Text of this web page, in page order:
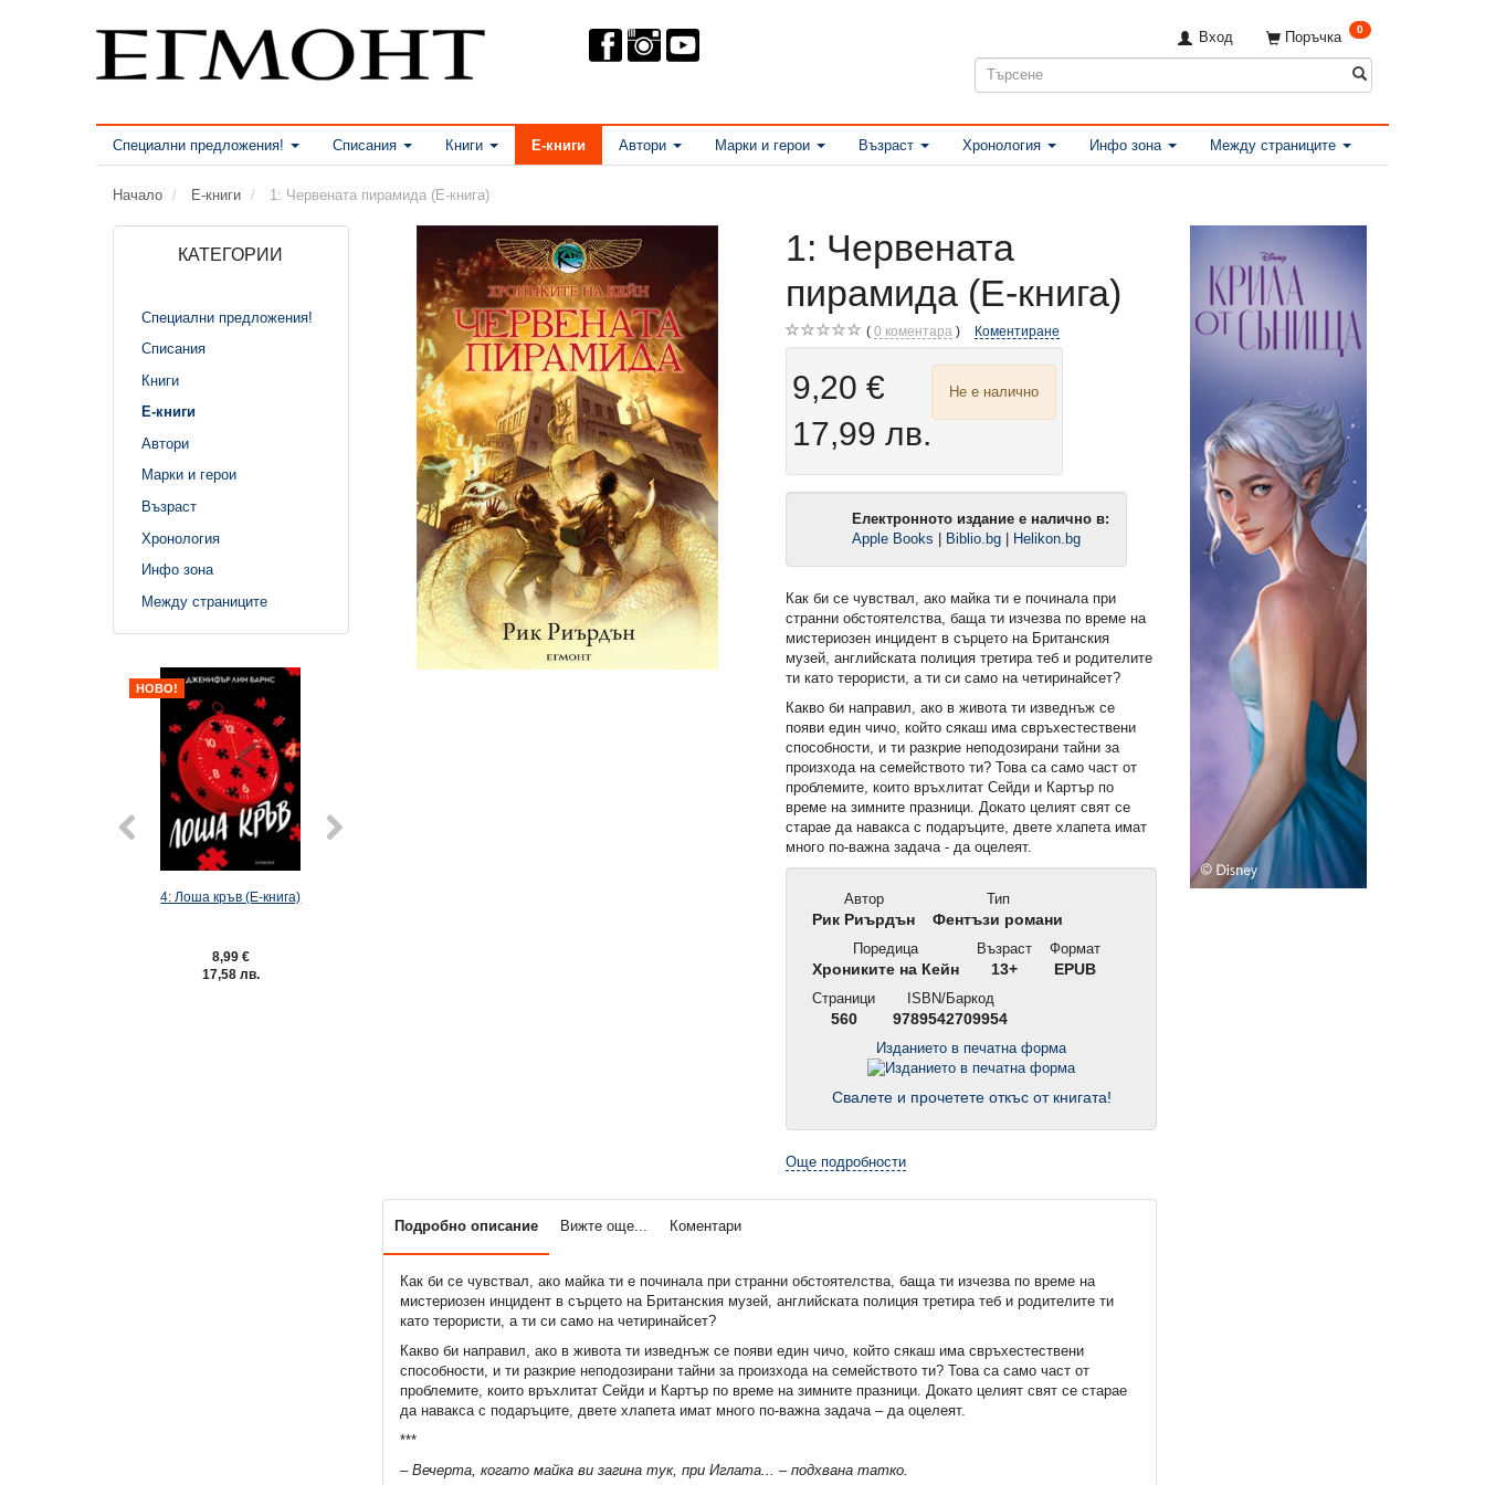
Поръчка 0
Вход
Специални предложения! Списания Книги Е-книги Автори Марки и герои Възраст Хронология Инфо зона Между страниците
Начало Е-книги 1: Червената пирамида (Е-книга)
КАТЕГОРИИ
Специални предложения!
Списания
Книги
Е-книги
Автори
Марки и герои
Възраст
Хронология
Инфо зона
Между страниците
НОВО!
4: Лоша кръв (Е-книга)
8,99 €
17,58 лв.
Ръкопис 2244 (Е-книга)
12,49 €
24,43 лв.
1: Червената
пирамида (Е-книга)
0 коментара Коментиране
9,20 €
17,99 лв.
Не е налично
Електронното издание е налично в:
Apple Books | Biblio.bg | Helikon.bg
Как би се чувствал, ако майка ти е починала при
странни обстоятелства, баща ти изчезва по време на
мистериозен инцидент в сърцето на Британския
музей, английската полиция третира теб и родителите
ти като терористи, а ти си само на четиринайсет?
Какво би направил, ако в живота ти изведнъж се
появи един чичо, който сякаш има свръхестествени
способности, и ти разкрие неподозирани тайни за
произхода на семейството ти? Това са само част от
проблемите, които връхлитат Сейди и Картър по
време на зимните празници. Докато целият свят се
старае да навакса с подаръците, двете хлапета имат
много по-важна задача - да оцелеят.
Автор
Рик Риърдън
Тип
Фентъзи романи
Поредица
Хрониките на Кейн
Възраст
13+
Формат
EPUB
Страници
560
ISBN/Баркод
9789542709954
Изданието в печатна форма
Свалете и прочетете откъс от книгата!
Още подробности
Подробно описание Вижте още... Коментари
Как би се чувствал, ако майка ти е починала при странни обстоятелства, баща ти изчезва по време на
мистериозен инцидент в сърцето на Британския музей, английската полиция третира теб и родителите ти
като терористи, а ти си само на четиринайсет?
Какво би направил, ако в живота ти изведнъж се появи един чичо, който сякаш има свръхестествени
способности, и ти разкрие неподозирани тайни за произхода на семейството ти? Това са само част от
проблемите, които връхлитат Сейди и Картър по време на зимните празници. Докато целият свят се старае
да навакса с подаръците, двете хлапета имат много по-важна задача – да оцелеят.
***
– Вечерта, когато майка ви загина тук, при Иглата... – подхванататко.